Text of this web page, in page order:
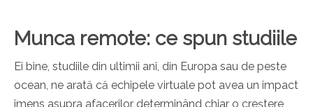
Munca remote: ce spun studiile
Ei bine, studiile din ultimii ani, din Europa sau de peste
ocean, ne arată că echipele virtuale pot avea un impact
imens asupra afacerilor determinând chiar o creștere